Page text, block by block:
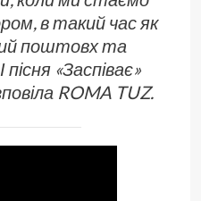
в такий час як
поштовх та
пісня «Заспіває»
ROMA TUZ.